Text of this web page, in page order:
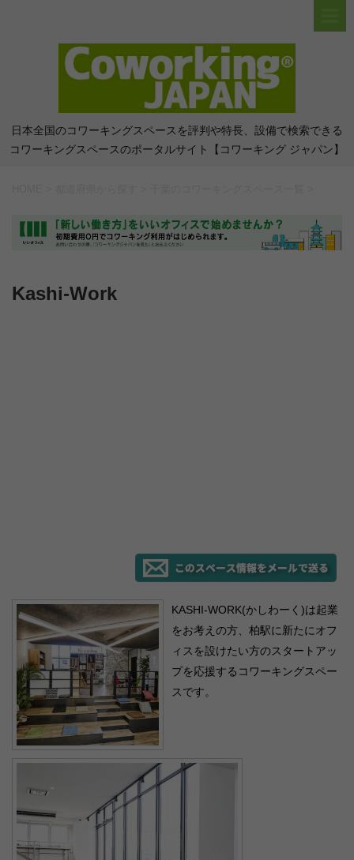
日本全国のコワーキングスペースを評判や特長、設備で検索できる
コワーキングスペースのポータルサイト【コワーキング ジャパン】
Kashi-Work
KASHI-WORK(かしわーく)は起業
をお考えの方、柏駅に新たにオフ
ィスを設けたい方のスタートアッ
プを応援するコワーキングスペー
スです。